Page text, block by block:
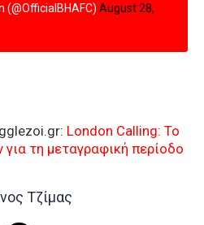
(@OfficialBHAFC)August 28,
London Calling: To
τη μεταγραφική περίοδο
Τζίμας